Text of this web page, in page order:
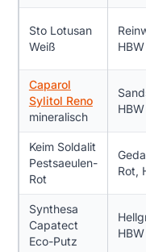
Sto Lotusan
Weiß
Caparol
Sylitol Reno
mineralisch
Keim Soldalit
Pestsaeulen-
Rot
Rot,
Synthesa
Capatect
Eco-Putz